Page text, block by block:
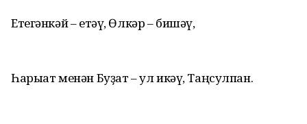
Етегәнкәй – етәү, Өлкәр – бишәү,
Һарыат менән Буҙат – ул икәү, Таңсулпан.